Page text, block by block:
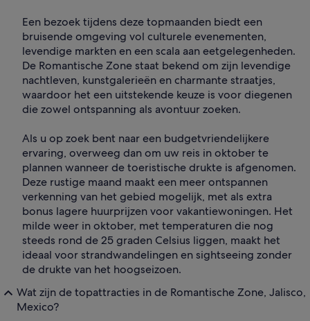
Een bezoek tijdens deze topmaanden biedt een
bruisende omgeving vol culturele evenementen,
levendige markten en een scala aan eetgelegenheden.
De Romantische Zone staat bekend om zijn levendige
nachtleven, kunstgalerieën en charmante straatjes,
waardoor het een uitstekende keuze is voor diegenen
die zowel ontspanning als avontuur zoeken.
Als u op zoek bent naar een budgetvriendelijkere
ervaring, overweeg dan om uw reis in oktober te
plannen wanneer de toeristische drukte is afgenomen.
Deze rustige maand maakt een meer ontspannen
verkenning van het gebied mogelijk, met als extra
bonus lagere huurprijzen voor vakantiewoningen. Het
milde weer in oktober, met temperaturen die nog
steeds rond de 25 graden Celsius liggen, maakt het
ideaal voor strandwandelingen en sightseeing zonder
de drukte van het hoogseizoen.
Wat zijn de topattracties in de Romantische Zone, Jalisco,
Mexico?